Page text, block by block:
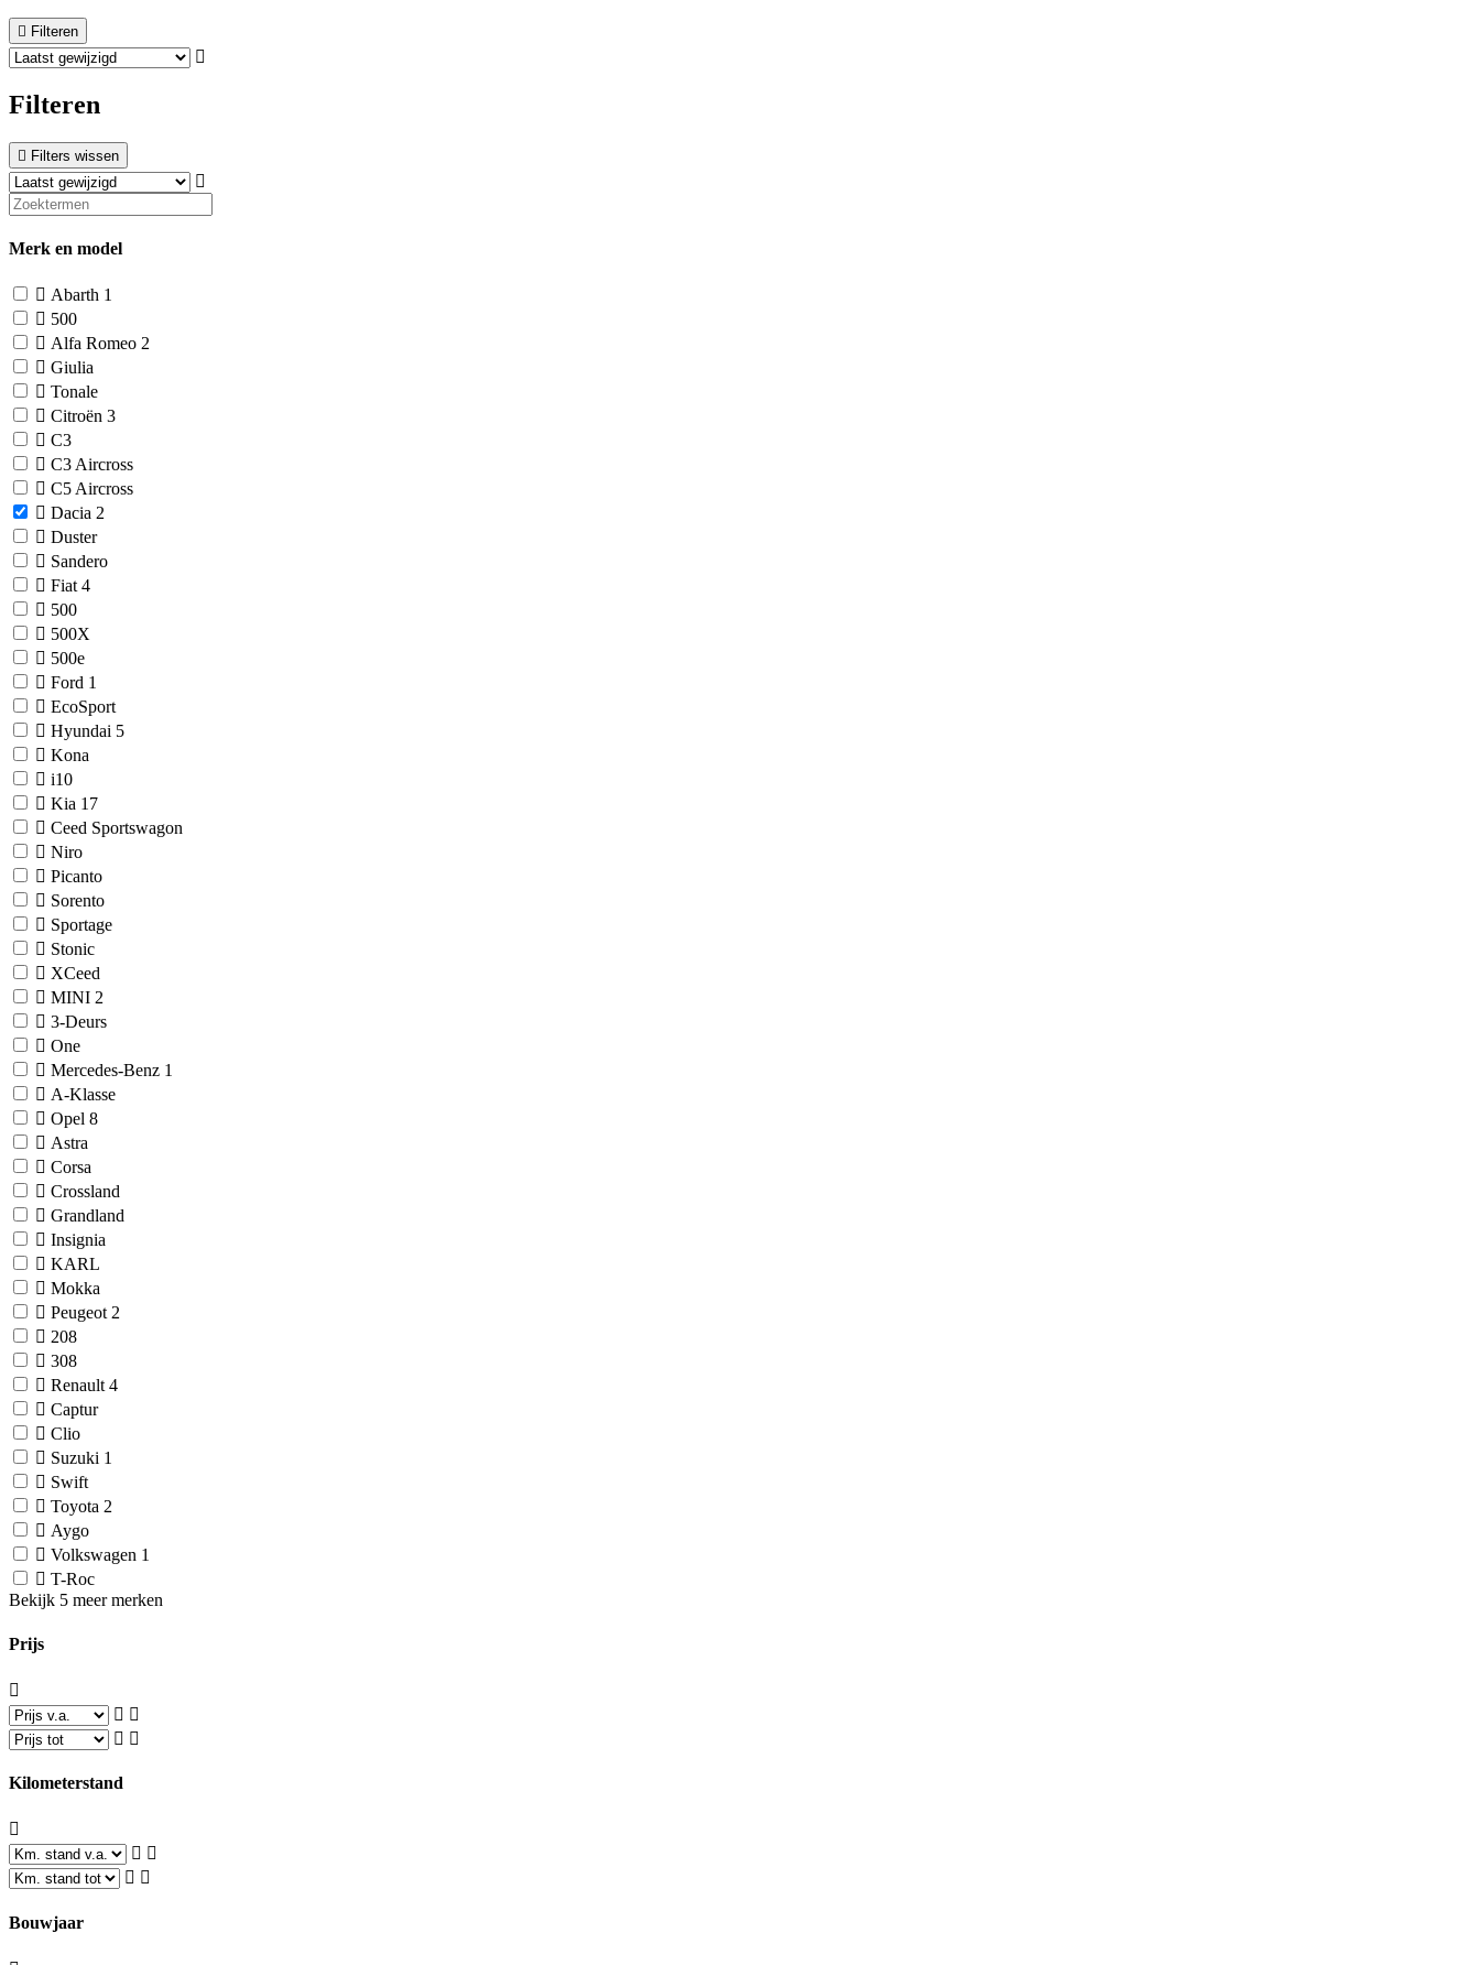
Filteren
Filteren
Filters wissen
Merk en model
Abarth 1
500
Alfa Romeo 2
Giulia
Tonale
Citroën 3
C3
C3 Aircross
C5 Aircross
Dacia 2
Duster
Sandero
Fiat 4
500
500X
500e
Ford 1
EcoSport
Hyundai 5
Kona
i10
Kia 17
Ceed Sportswagon
Niro
Picanto
Sorento
Sportage
Stonic
XCeed
MINI 2
3-Deurs
One
Mercedes-Benz 1
A-Klasse
Opel 8
Astra
Corsa
Crossland
Grandland
Insignia
KARL
Mokka
Peugeot 2
208
308
Renault 4
Captur
Clio
Suzuki 1
Swift
Toyota 2
Aygo
Volkswagen 1
T-Roc
Bekijk 5 meer merken
Prijs
Kilometerstand
Bouwjaar